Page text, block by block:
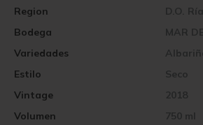
Vintage 2018
Region D.O.
Volumen 750 ml
Bodega MAR
Variedades
Estilo Seco
2018